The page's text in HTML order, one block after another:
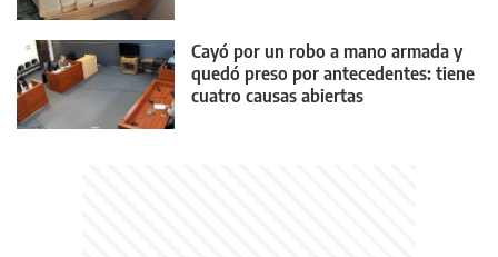
Cayó por un robo a mano armada y
quedó preso por antecedentes: tiene
cuatro causas abiertas